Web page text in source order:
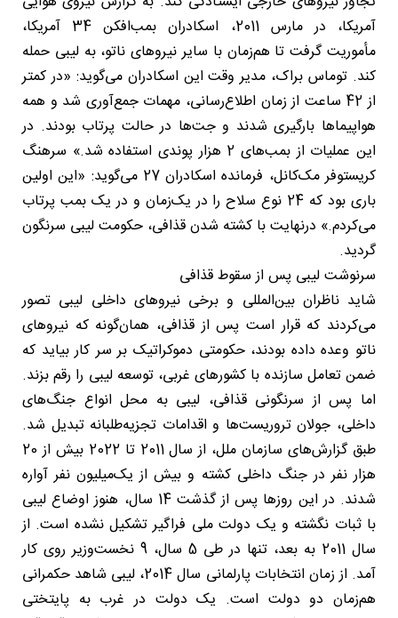
آمریکا، در مارس 2011، اسکادران بمب‌افکن 34 آمریکا،
مأموریت گرفت تا هم‌زمان با سایر نیروهای ناتو، به لیبی حمله
کند. توماس براک، مدیر وقت این اسکادران می‌گوید: «در کمتر
از 42 ساعت از زمان اطلاع‌رسانی، مهمات جمع‌آوری شد و همه
هواپیماها بارگیری شدند و جت‌ها در حالت پرتاب بودند. در
این عملیات از بمب‌های 2 هزار پوندی استفاده شد.» سرهنگ
کریستوفر مک‌کانل، فرمانده اسکادران 27 می‌گوید: «این اولین
باری بود که 24 نوع سلاح را در یک‌زمان و در یک بمب پرتاب
می‌کردم.» درنهایت با کشته شدن قذافی، حکومت لیبی سرنگون
گردید.
سرنوشت لیبی پس از سقوط قذافی
شاید ناظران بین‌المللی و برخی نیروهای داخلی لیبی تصور
می‌کردند که قرار است پس از قذافی، همان‌گونه که نیروهای
ناتو وعده داده بودند، حکومتی دموکراتیک بر سر کار بیاید که
ضمن تعامل سازنده با کشورهای غربی، توسعه لیبی را رقم بزند.
اما پس از سرنگونی قذافی، لیبی به محل انواع جنگ‌های
داخلی، جولان تروریست‌ها و اقدامات تجزیه‌طلبانه تبدیل شد.
طبق گزارش‌های سازمان ملل، از سال 2011 تا 2022 بیش از 20
هزار نفر در جنگ داخلی کشته و بیش از یک‌میلیون نفر آواره
شدند. در این روزها پس از گذشت 14 سال، هنوز اوضاع لیبی
با ثبات نگشته و یک دولت ملی فراگیر تشکیل نشده است. از
سال 2011 به بعد، تنها در طی 5 سال، 9 نخست‌وزیر روی کار
آمد. از زمان انتخابات پارلمانی سال 2014، لیبی شاهد حکمرانی
هم‌زمان دو دولت است. یک دولت در غرب به پایتختی